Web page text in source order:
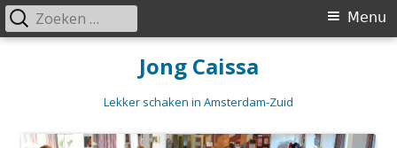
Jong Caissa
Lekker schaken in Amsterdam-Zuid
Primair
Menu
Zoeken
naar: